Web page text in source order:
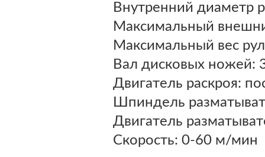
Внутренний диаметр
Максимальный
Максимальный вес
Вал дисковых ножей:
Двигатель раскроя:
Шпиндель
Двигатель
Скорость: 0-60 м/мин